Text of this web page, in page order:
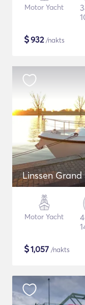
Motor Yacht
$932/nakts
Linssen
Motor Yacht
$1,057 /nakts